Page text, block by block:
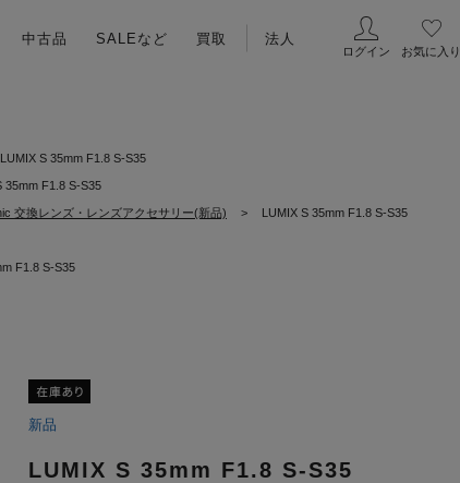
中古品 SALEなど 買取 法人
ログイン お気に入り
LUMIX S 35mm F1.8 S-S35
35mm F1.8 S-S35
交換レンズ・レンズアクセサリー(新品) > LUMIX S 35mm F1.8 S-S35
F1.8 S-S35
新品
LUMIX S 35mm F1.8 S-S35